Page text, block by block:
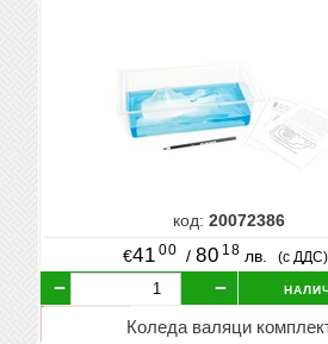
код:20072386
€41 00 /80 18 лв. (с ДДС)
Коледа валяци